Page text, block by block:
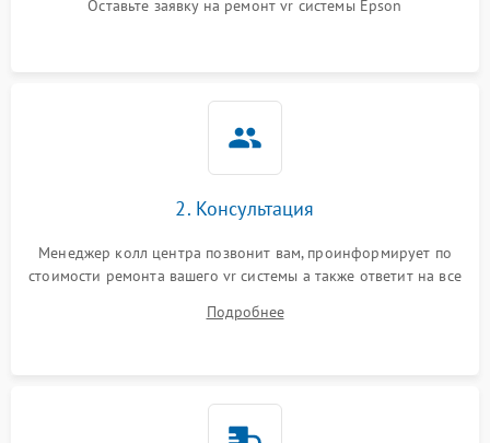
Оставьте заявку на ремонт vr системы Epson
2. Консультация
Менеджер колл центра позвонит вам, проинформирует по
стоимости ремонта вашего vr системы а также ответит на все
Подробнее